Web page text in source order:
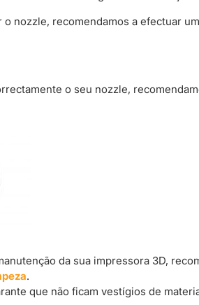
o nozzle, recomendamos a efectuar
o seu nozzle,
da sua impressora 3D,
.
que não ficam vestígios de